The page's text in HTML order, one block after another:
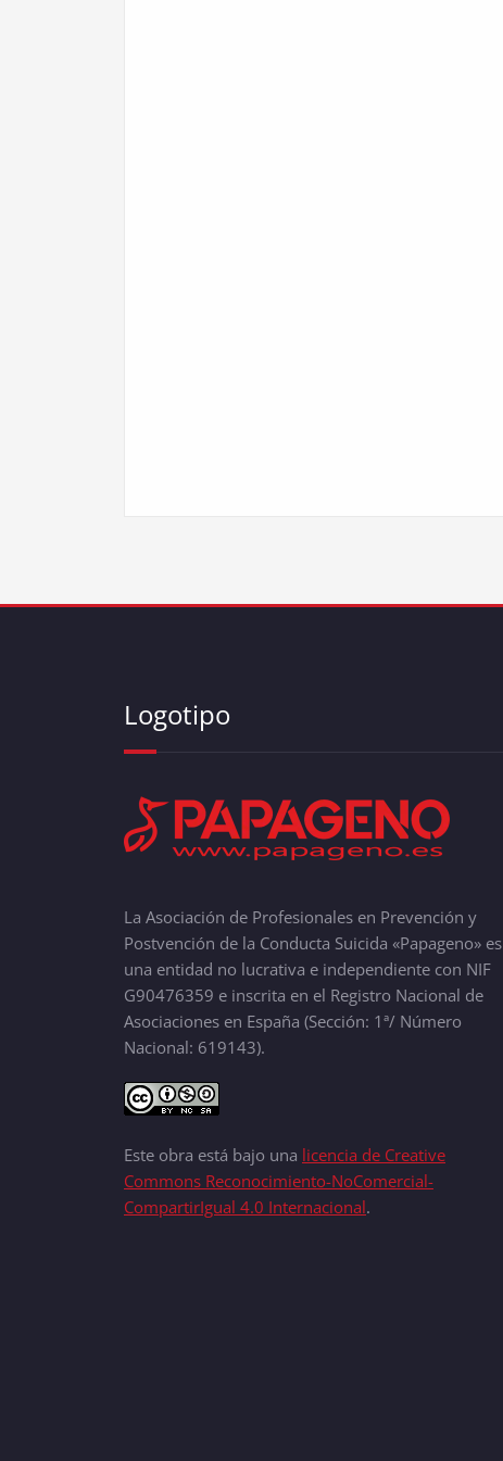
Logotipo
La Asociación de Profesionales en Prevención y
Postvención de la Conducta Suicida «Papageno» es
una entidad no lucrativa e independiente con NIF
G90476359 e inscrita en el Registro Nacional de
Asociaciones en España (Sección: 1ª/ Número
Nacional: 619143).
Este obra está bajo una licencia de Creative
Commons Reconocimiento-NoComercial-
CompartirIgual 4.0 Internacional.